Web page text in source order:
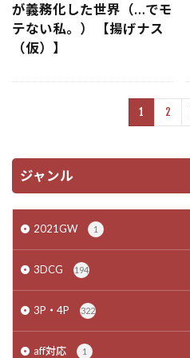
が義務化した世界（…でモ
テない私。） 【揚げナス
（仮）】
1 2
ジャンル
2021GW 1
3DCG 194
3P・4P 322
aff対応 1